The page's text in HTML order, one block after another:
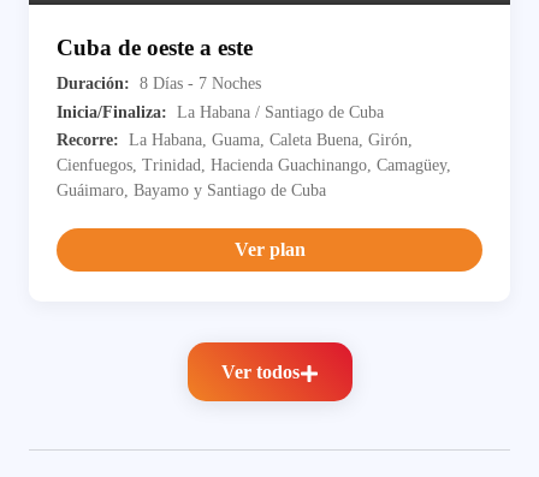
Cuba de oeste a este
Duración: 8 Días - 7 Noches
Inicia/Finaliza: La Habana / Santiago de Cuba
Recorre: La Habana, Guama, Caleta Buena, Girón,
Cienfuegos, Trinidad, Hacienda Guachinango, Camagüey,
Guáimaro, Bayamo y Santiago de Cuba
Ver plan
Ver todos